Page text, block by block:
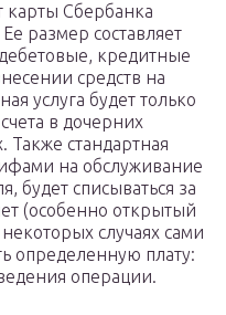
карты Сбербанка
размер составляет
кредитные
средств на
услуга будет только
в дочерних
Также стандартная
на обслуживание
будет списываться за
(особенно открытый
случаях сами
определенную плату:
операции.